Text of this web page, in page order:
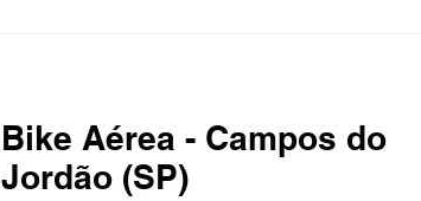
Bike Aérea - Campos do
Jordão (SP)